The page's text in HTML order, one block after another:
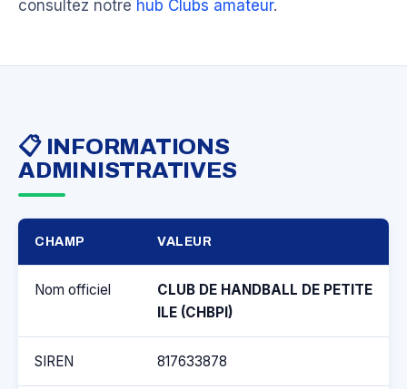
consultez notre hub Clubs amateur.
📋 INFORMATIONS
ADMINISTRATIVES
CHAMP VALEUR
Nom officiel
CLUB DE HANDBALL DE PETITE
ILE (CHBPI)
SIREN 817633878